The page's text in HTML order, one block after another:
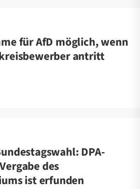
für AfD möglich, wenn
antritt
DPA-
des
ist erfunden